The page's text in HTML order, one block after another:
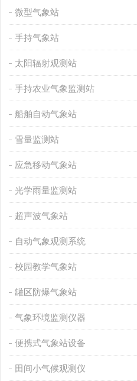
微型气象站
手持气象站
太阳辐射观测站
手持农业气象监测站
船舶自动气象站
雪量监测站
应急移动气象站
光学雨量监测站
超声波气象站
自动气象观测系统
校园教学气象站
罐区防爆气象站
气象环境监测仪器
便携式气象站设备
田间小气候观测仪